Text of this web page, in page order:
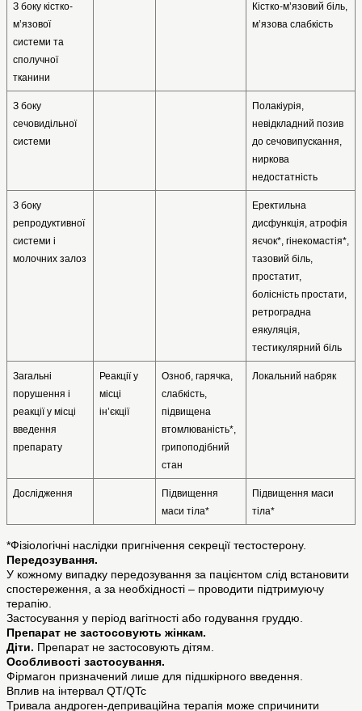
З боку кістко-
м’язової
системи та
сполучної
тканини
Кістко-м’язовий біль,
м’язова слабкість
З боку
сечовидільної
системи
Полакіурія,
невідкладний позив
до сечовипускання,
ниркова
недостатність
З боку
репродуктивної
системи і
молочних залоз
Еректильна
дисфункція, атрофія
яєчок*, гінекомастія*,
тазовий біль,
простатит,
болісність простати,
ретроградна
еякуляція,
тестикулярний біль
Загальні
порушення і
реакції у місці
введення
препарату
Реакції у
місці
ін’єкції
Озноб, гарячка,
слабкість,
підвищена
втомлюваність*,
грипоподібний
стан
Локальний набряк
Дослідження
Підвищення
маси тіла*
Підвищення маси
тіла*
*Фізіологічні наслідки пригнічення секреції тестостерону.
Передозування.
У кожному випадку передозування за пацієнтом слід встановити
спостереження, а за необхідності – проводити підтримуючу
терапію.
Застосування у період вагітності або годування груддю.
Препарат не застосовують жінкам.
Діти. Препарат не застосовують дітям.
Особливості застосування.
Фірмагон призначений лише для підшкірного введення.
Вплив на інтервал QT/QTc
Тривала андроген-деприваційна терапія може спричинити